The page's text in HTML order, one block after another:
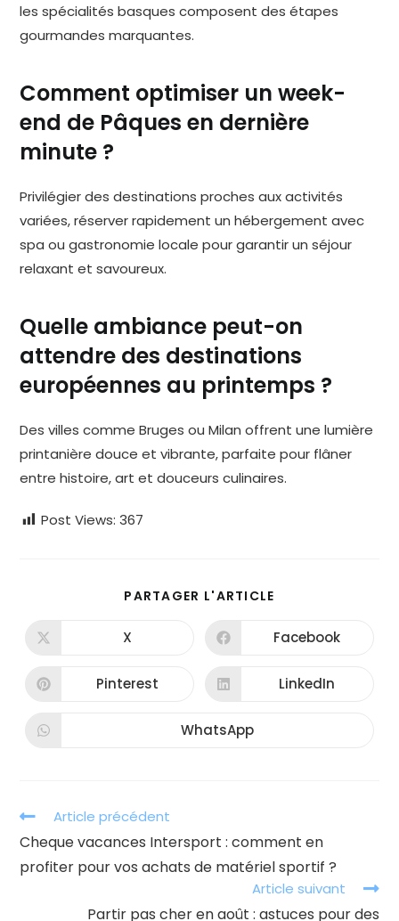
les spécialités basques composent des étapes
gourmandes marquantes.
Comment optimiser un week-
end de Pâques en dernière
minute ?
Privilégier des destinations proches aux activités
variées, réserver rapidement un hébergement avec
spa ou gastronomie locale pour garantir un séjour
relaxant et savoureux.
Quelle ambiance peut-on
attendre des destinations
européennes au printemps ?
Des villes comme Bruges ou Milan offrent une lumière
printanière douce et vibrante, parfaite pour flâner
entre histoire, art et douceurs culinaires.
Post Views: 367
PARTAGER L'ARTICLE
CONTENU
Ouvrir
autre
fenêtre
X Ouvrir
autre
fenêtre
Facebook
Ouvrir
Pinterest Ouvrir
LinkedIn
Ouvrir
WhatsApp
Read
articles
Article précédent
Cheque vacances Intersport : comment en
profiter pour vos achats de matériel sportif ?
Article suivant
Partir pas cher en août : astuces pour des